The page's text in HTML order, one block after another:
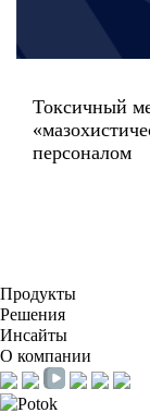
Токсичный
персоналом
Продукты
Решения
Инсайты
О компании